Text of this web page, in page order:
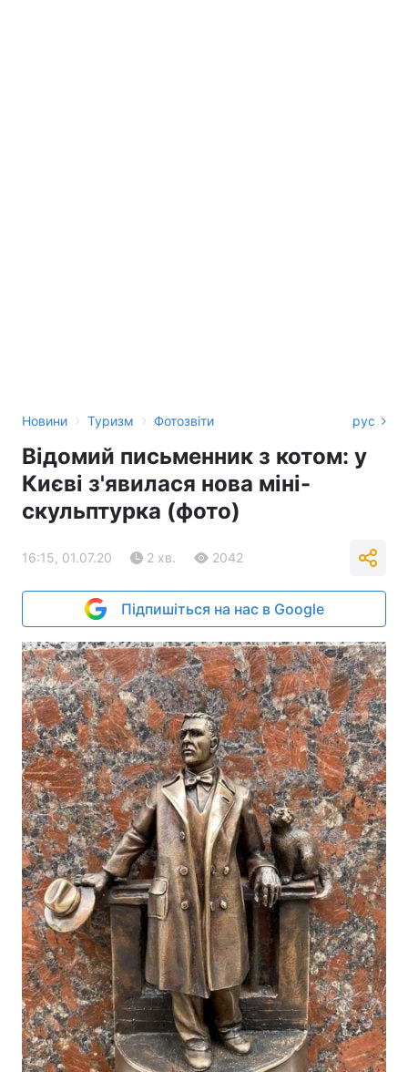
Новини › Туризм › Фотозвіти рус
Відомий письменник з котом: у
Києві з'явилася нова міні-
скульптурка (фото)
16:15, 01.07.20 2 хв. 2042
Підпишіться на нас в Google